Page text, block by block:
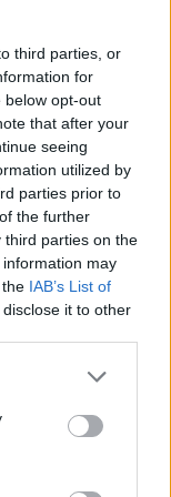
third parties, or
for
below opt-out
that after your
seeing
utilized by
parties prior to
the further
third parties on the
information may
IAB’s List of
it to other
też
HCG
widzi i że
pytanie
czy
z
wzięłam
ostatniej
mam okres
był w dni
na ciążę,
ginekologia